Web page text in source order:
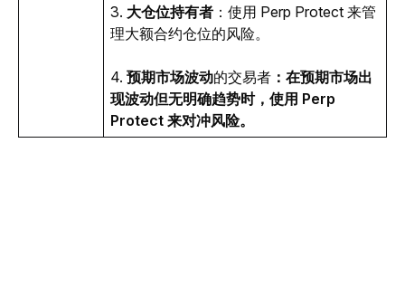
3. 大仓位持有者：使用 Perp Protect 来管
理大额合约仓位的风险。
4. 预期市场波动的交易者：在预期市场出
现波动但无明确趋势时，使用 Perp
Protect 来对冲风险。